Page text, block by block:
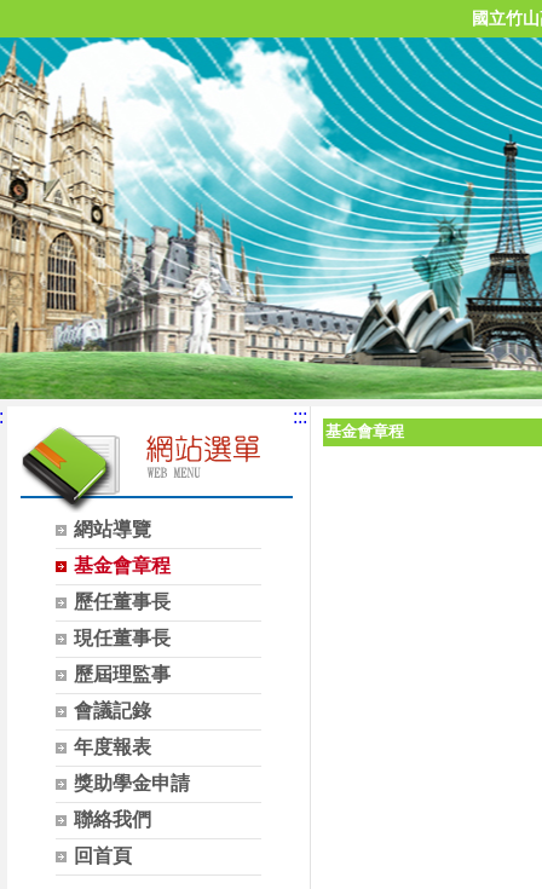
國立竹
網站導覽
基金會章程
歷任董事長
現任董事長
歷屆理監事
會議記錄
年度報表
獎助學金申請
聯絡我們
回首頁
:::
基金會章程